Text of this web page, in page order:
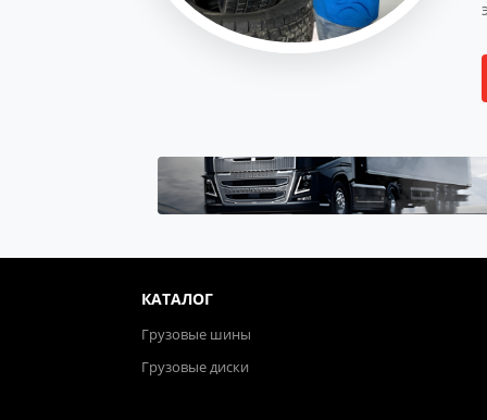
КАТАЛОГ
Грузовые шины
Грузовые диски